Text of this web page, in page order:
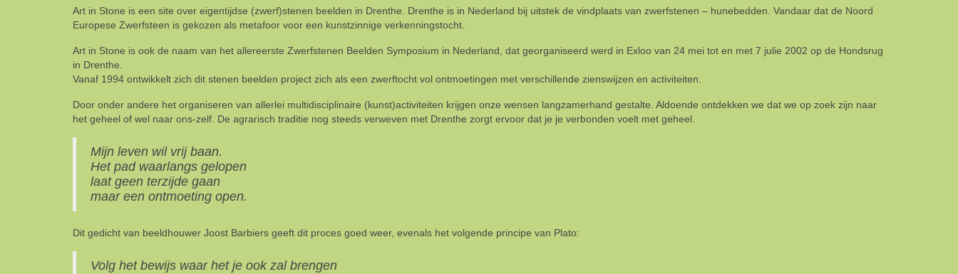
Art in Stone is een site over eigentijdse (zwerf)stenen beelden in Drenthe. Drenthe is in Nederland bij uitstek de vindplaats van zwerfstenen – hunebedden. Vandaar dat de Noord
Europese Zwerfsteen is gekozen als metafoor voor een kunstzinnige verkenningstocht.
Art in Stone is ook de naam van het allereerste Zwerfstenen Beelden Symposium in Nederland, dat georganiseerd werd in Exloo van 24 mei tot en met 7 julie 2002 op de Hondsrug
in Drenthe.
Vanaf 1994 ontwikkelt zich dit stenen beelden project zich als een zwerftocht vol ontmoetingen met verschillende zienswijzen en activiteiten.
Door onder andere het organiseren van allerlei multidisciplinaire (kunst)activiteiten krijgen onze wensen langzamerhand gestalte. Aldoende ontdekken we dat we op zoek zijn naar
het geheel of wel naar ons-zelf. De agrarisch traditie nog steeds verweven met Drenthe zorgt ervoor dat je je verbonden voelt met geheel.
Mijn leven wil vrij baan.
Het pad waarlangs gelopen
laat geen terzijde gaan
maar een ontmoeting open.
Dit gedicht van beeldhouwer Joost Barbiers geeft dit proces goed weer, evenals het volgende principe van Plato:
Volg het bewijs waar het je ook zal brengen